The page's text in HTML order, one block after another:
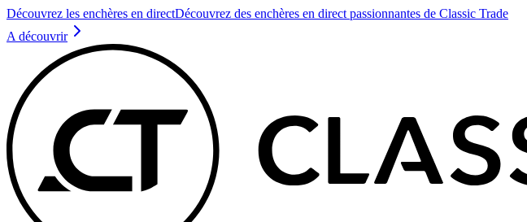
Découvrez les enchères en directDécouvrez des enchères en direct passionnantes de Classic Trade
A découvrir